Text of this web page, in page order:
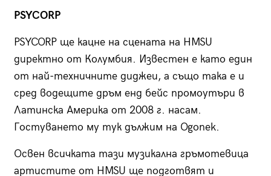
PSYCORP
PSYCORP ще кацне на сцената на HMSU
директно от Колумбия. Известен е като един
от най-техничните диджеи, а също така е и
сред водещите дръм енд бейс промоутъри в
Латинска Америка от 2008 г. насам.
Гостуването му тук дължим на Ogonek.
Освен всичката тази музикална гръмотевица
артистите от HMSU ще подготвят и